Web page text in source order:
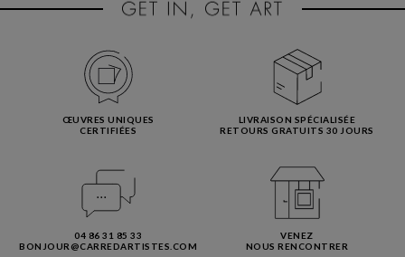
ŒUVRES UNIQUES
CERTIFIÉES
LIVRAISON SPÉCIALISÉE
RETOURS GRATUITS 30 JOURS
04 86 31 85 33
BONJOUR@CARREDARTISTES.COM
VENEZ
NOUS RENCONTRER